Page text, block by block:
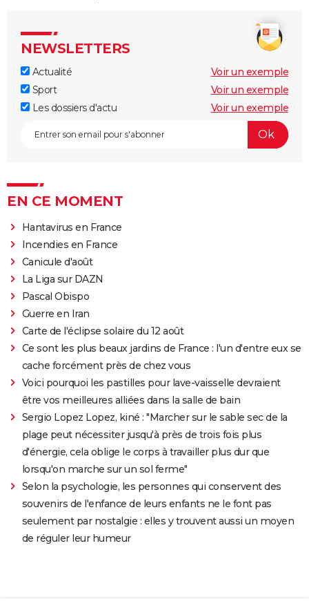
NEWSLETTERS
Actualité
Voir un exemple
Sport
Voir un exemple
Les dossiers d'actu
Voir un exemple
EN CE MOMENT
Hantavirus en France
Incendies en France
Canicule d'août
La Liga sur DAZN
Pascal Obispo
Guerre en Iran
Carte de l'éclipse solaire du 12 août
Ce sont les plus beaux jardins de France : l'un d'entre eux se
cache forcément près de chez vous
Voici pourquoi les pastilles pour lave-vaisselle devraient
être vos meilleures alliées dans la salle de bain
Sergio Lopez Lopez, kiné : "Marcher sur le sable sec de la
plage peut nécessiter jusqu'à près de trois fois plus
d'énergie, cela oblige le corps à travailler plus dur que
lorsqu'on marche sur un sol ferme"
Selon la psychologie, les personnes qui conservent des
souvenirs de l'enfance de leurs enfants ne le font pas
seulement par nostalgie : elles y trouvent aussi un moyen
de réguler leur humeur